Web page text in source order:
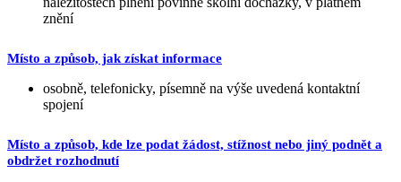
znění
Místo a způsob, jak získat informace
osobně, telefonicky, písemně na výše uvedená kontaktní
spojení
Místo a způsob, kde lze podat žádost, stížnost nebo jiný podnět a
obdržet rozhodnutí